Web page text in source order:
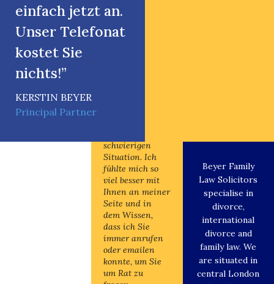
einfach jetzt an.
Unser Telefonat
kostet Sie
nichts!”
KERSTIN BEYER
Principal Partner
schwierigen
Situation. Ich
fühlte mich so
viel besser mit
Ihnen an meiner
Seite und in
dem Wissen,
dass ich Sie
immer anrufen
oder emailen
konnte, um Sie
um Rat zu
schwierigen
fühlte mich so
viel besser mit
Ihnen an meiner
Seite und in
dem Wissen,
dass ich Sie
immer anrufen
oder emailen
konnte, um Sie
um Rat zu
Beyer Family
Law Solicitors
specialise in
divorce,
international
divorce and
family law. We
are situated in
central London